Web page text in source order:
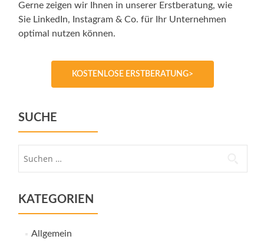
Gerne zeigen wir Ihnen in unserer Erstberatung, wie
Sie LinkedIn, Instagram & Co. für Ihr Unternehmen
optimal nutzen können.
KOSTENLOSE ERSTBERATUNG>
SUCHE
KATEGORIEN
Allgemein